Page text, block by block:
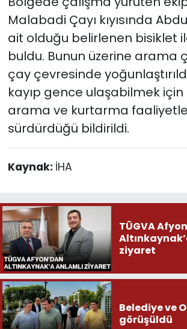
Malabadi Çayı kıyısında
ait olduğu belirlenen bisiklet
buldu. Bunun üzerine arama
çay çevresinde
kayıp gence ulaşabilmek
arama ve kurtarma
sürdürdüğü bildirildi.
Kaynak: İHA
TÜGVA
ziyaret
Belediye ve
görüşüldü